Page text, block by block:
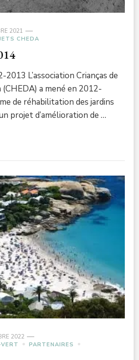
2021
CHEDA
L’association Crianças de
(CHEDA) a mené en 2012-
de réhabilitation des jardins
projet d’amélioration de …
2022
PARTENAIRES